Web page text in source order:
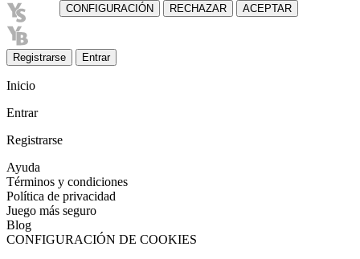
Registrarse Entrar
Inicio
Entrar
Registrarse
Ayuda
Términos y condiciones
Política de privacidad
Juego más seguro
Blog
CONFIGURACIÓN DE COOKIES
CONFIGURACIÓN RECHAZAR ACEPTAR